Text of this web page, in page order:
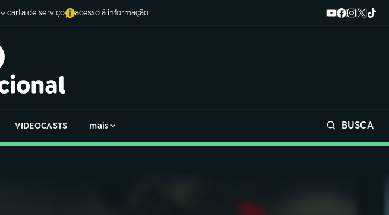
carta de serviço acesso à informação
VIDEOCASTS mais BUSCA